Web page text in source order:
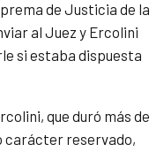
de Justicia de la
al Juez y Ercolini
si estaba dispuesta
que duró más de
carácter reservado,